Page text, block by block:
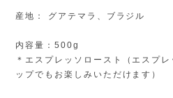
産地： グアテマラ、ブラジル
内容量：500g
＊エスプレッソロースト（エスプ
ップでもお楽しみいただけます）